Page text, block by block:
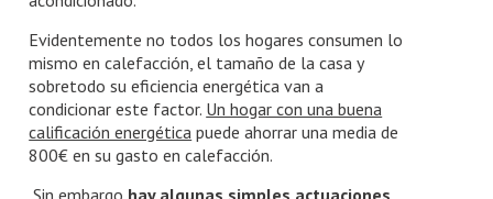
Evidentemente no todos los hogares consumen lo
mismo en calefacción, el tamaño de la casa y
sobretodo su eficiencia energética van a
condicionar este factor. Un hogar con una buena
calificación energética puede ahorrar una media de
800€ en su gasto en calefacción.
Sin embargo hay algunas simples actuaciones